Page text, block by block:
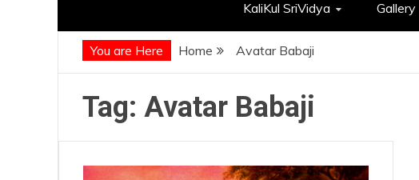
KaliKul SriVidya Gallery
You are Here Home Avatar Babaji
Tag: Avatar Babaji